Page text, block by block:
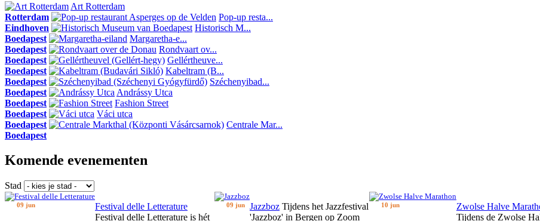
Art Rotterdam
Rotterdam
Pop-up resta...
Eindhoven
Historisch M...
Boedapest
Margaretha-e...
Boedapest
Rondvaart ov...
Boedapest
Gellértheuve...
Boedapest
Kabeltram (B...
Boedapest
Széchenyibad...
Boedapest
Andrássy Utca
Boedapest
Fashion Street
Boedapest
Váci utca
Boedapest
Centrale Mar...
Boedapest
Komende evenementen
Stad
09 jun
Festival delle Letterature
Festival delle Letterature is hét
09 jun Jazzboz Tijdens het Jazzfestival
'Jazzboz' in Bergen op Zoom
10 jun
Zwolse Halve
Tijdens de Zwolse